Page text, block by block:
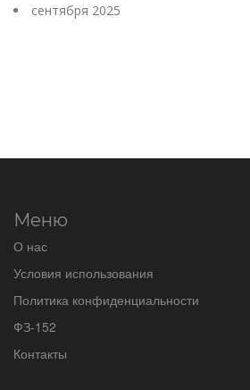
сентября 2025
Меню
О нас
Условия использования
Политика конфиденциальности
ФЗ-152
Контакты